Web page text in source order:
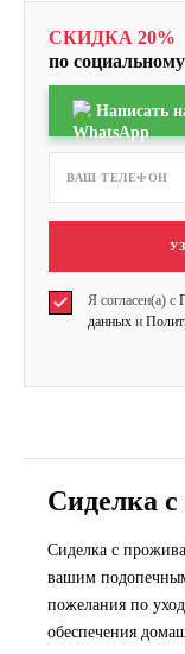
СКИДКА 20%
по
Написать
Я согласен(а) с
данных и
Сиделка
Сиделка с
вашим
пожелания по
обеспечения